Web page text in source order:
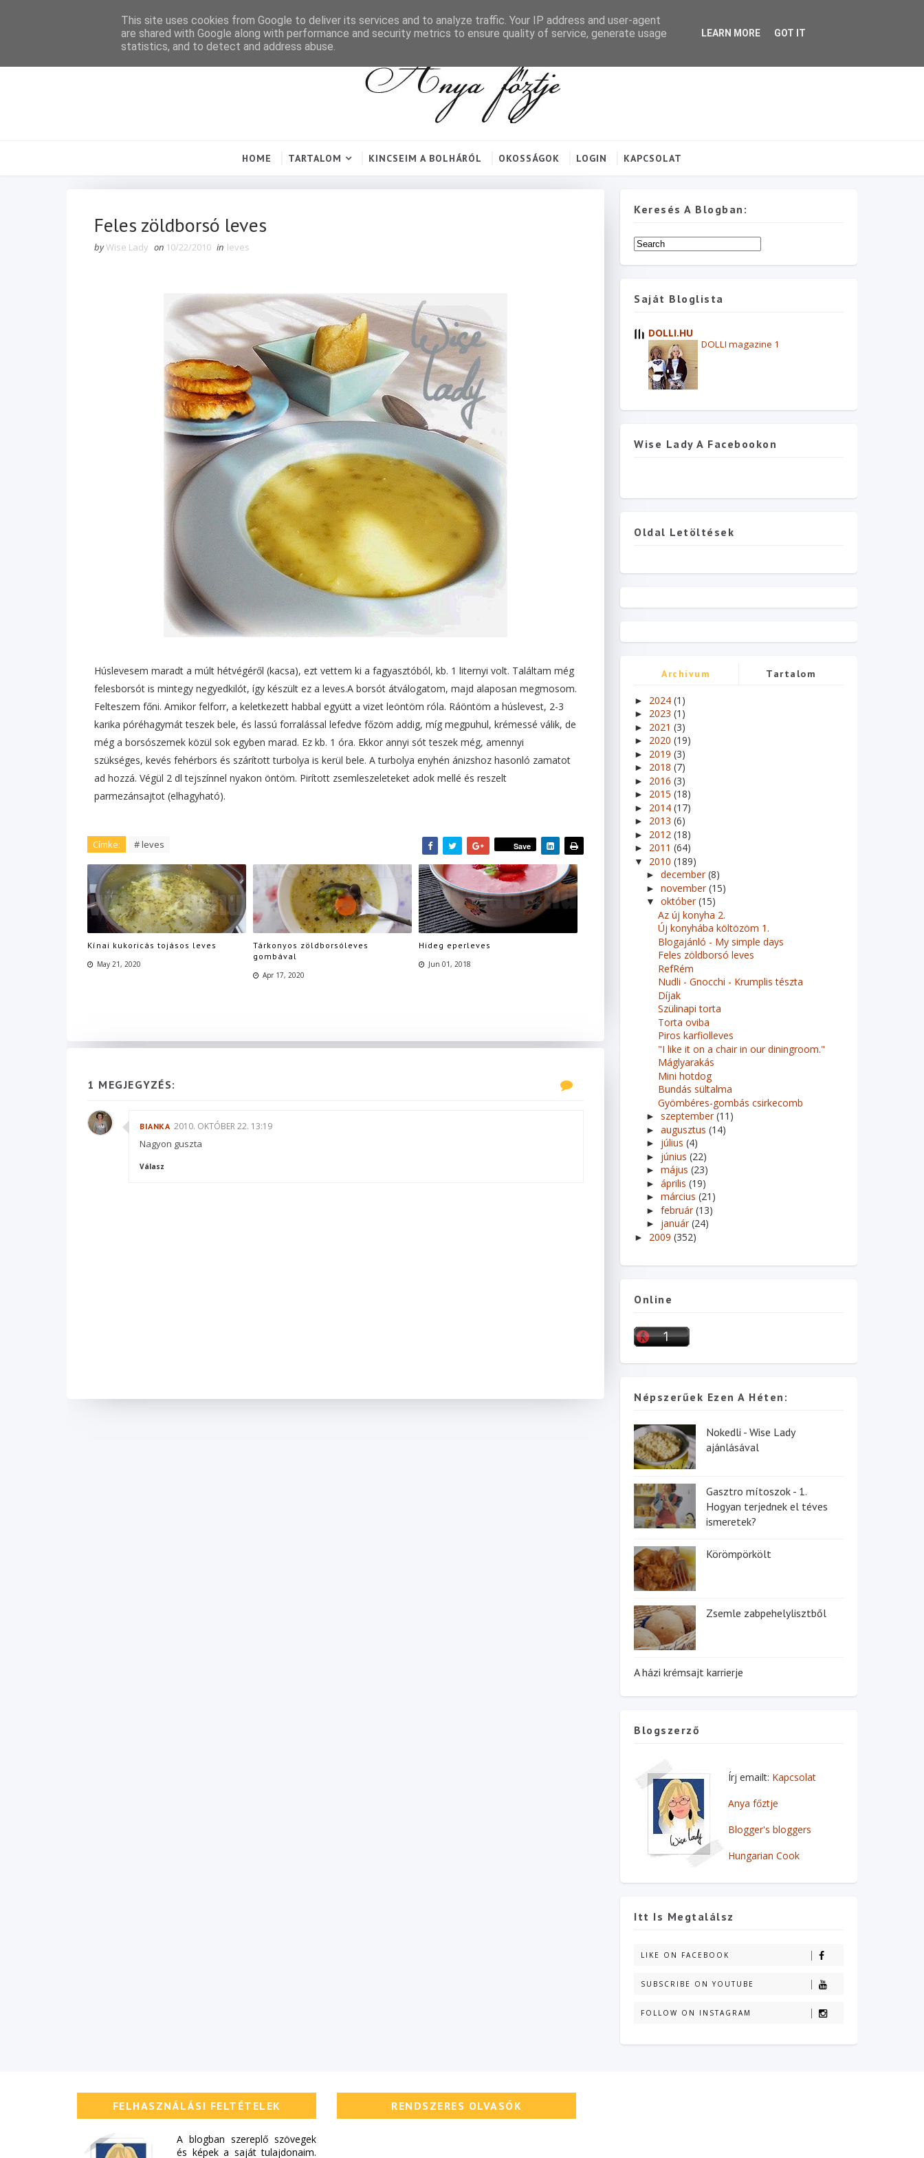
HOME TARTALOM KINCSEIM A BOLHÁRÓL OKOSSÁGOK LOGIN KAPCSOLAT
Feles zöldborsó leves
byWise Lady on 10/22/2010 in leves
Húslevesem maradt a múlt hétvégéről (kacsa), ezt vettem ki a fagyasztóból, kb. 1 liternyi volt. Találtam még
felesborsót is mintegy negyedkilót, így készült ez a leves.A borsót átválogatom, majd alaposan megmosom.
Felteszem főni. Amikor felforr, a keletkezett habbal együtt a vizet leöntöm róla. Ráöntöm a húslevest, 2-3
karika póréhagymát teszek bele, és lassú forralással lefedve főzöm addig, míg megpuhul, krémessé válik, de
még a borsószemek közül sok egyben marad. Ez kb. 1 óra. Ekkor annyi sót teszek még, amennyi
szükséges, kevés fehérbors és szárított turbolya is kerül bele. A turbolya enyhén ánizshoz hasonló zamatot
ad hozzá. Végül 2 dl tejszínnel nyakon öntöm. Pirított zsemleszeleteket adok mellé és reszelt
parmezánsajtot (elhagyható).
Címke: # leves Save
Kínai kukoricás tojásos leves
May 21, 2020
Tárkonyos zöldborsóleves
gombával
Apr 17, 2020
Hideg eperleves
Jun 01, 2018
1 MEGJEGYZÉS:
BIANKA 2010. OKTÓBER 22. 13:19
Nagyon guszta
Válasz
Keresés A Blogban:
Saját Bloglista
DOLLI.HU
DOLLI magazine 1
Wise Lady A Facebookon
Oldal Letöltések
Archívum Tartalom
► 2024 (1)
► 2023 (1)
► 2021 (3)
► 2020 (19)
► 2019 (3)
► 2018 (7)
► 2016 (3)
► 2015 (18)
► 2014 (17)
► 2013 (6)
► 2012 (18)
► 2011 (64)
▼ 2010 (189)
► december(8)
► november(15)
▼ október(15)
Az új konyha 2.
Új konyhába költözöm 1.
Blogajánló - My simple days
Feles zöldborsó leves
RefRém
Nudli - Gnocchi - Krumplis tészta
Díjak
Szülinapi torta
Torta oviba
Piros karfiolleves
"I like it on a chair in our diningroom."
Máglyarakás
Mini hotdog
Bundás sültalma
Gyömbéres-gombás csirkecomb
► szeptember(11)
► augusztus (14)
► július (4)
► június (22)
► május (23)
► április (19)
► március (21)
► február(13)
► január(24)
► 2009 (352)
Online
Népszerűek Ezen A Héten:
Nokedli - Wise Lady
ajánlásával
Gasztro mítoszok - 1.
Hogyan terjednek el téves
ismeretek?
Körömpörkölt
Zsemle zabpehelylisztből
A házi krémsajt karrierje
Blogszerző
Írj emailt: Kapcsolat
Anya főztje
Blogger's bloggers
Hungarian Cook
Itt Is Megtalálsz
LIKE ON FACEBOOK
SUBSCRIBE ON YOUTUBE
FOLLOW ON INSTAGRAM
FELHASZNÁLÁSI FELTÉTELEK
A blogban szereplő szövegek
és képek a saját tulajdonaim.
RENDSZERES OLVASÓK
This site uses cookies from Google to deliver its services and to analyze traffic. Your IP address and user-agent
are shared with Google along with performance and security metrics to ensure quality of service, generate usage
statistics, and to detect and address abuse.
LEARN MORE GOT IT